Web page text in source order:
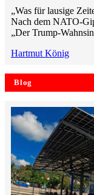
„Was für lausige
Nach dem NATO-
„Der Trump-
Hartmut König
Blog